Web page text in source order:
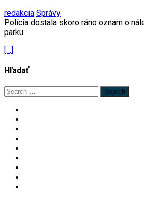
redakcia Správy
Polícia dostala skoro ráno oznam o
parku.
[…]
Hľadať
Search
for: